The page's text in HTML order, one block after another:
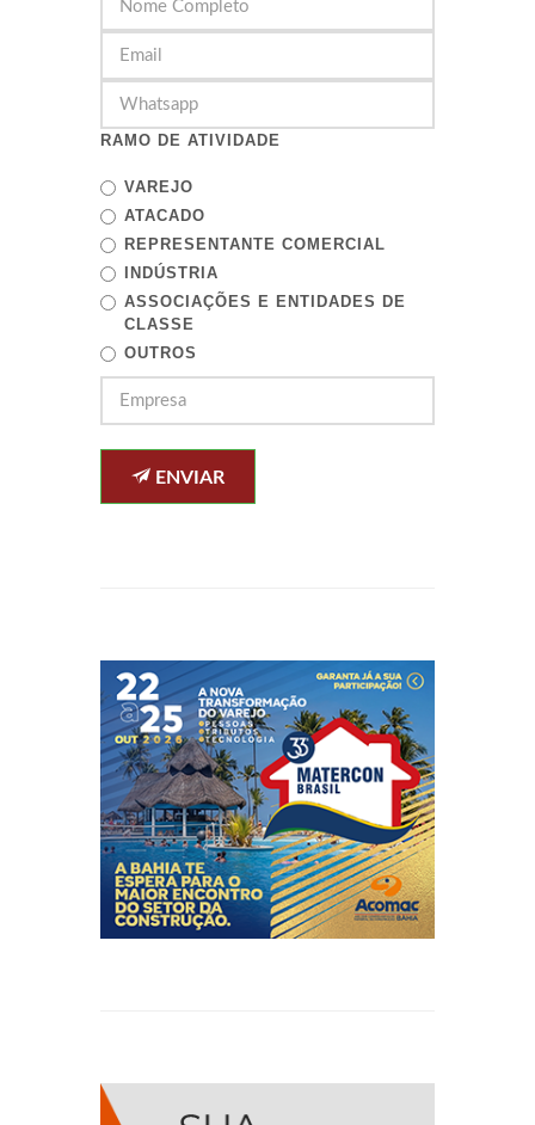
RAMO DE ATIVIDADE
VAREJO
ATACADO
REPRESENTANTE COMERCIAL
INDÚSTRIA
ASSOCIAÇÕES E ENTIDADES DE
CLASSE
OUTROS
ENVIAR